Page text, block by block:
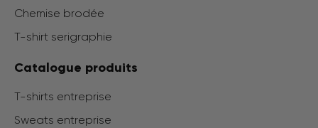
Chemise brodée
T-shirt serigraphie
Catalogue produits
T-shirts entreprise
Sweats entreprise